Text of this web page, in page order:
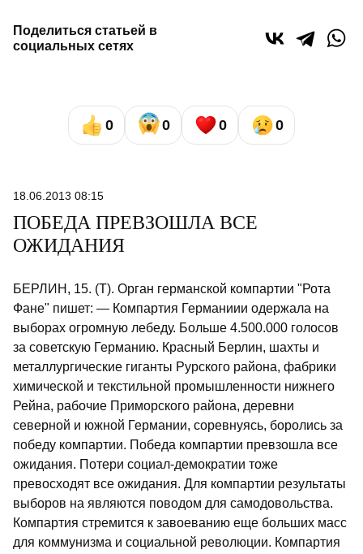
Поделиться статьей в
социальных сетях
0 0 0 0
18.06.2013 08:15
ПОБЕДА ПРЕВЗОШЛА ВСЕ
ОЖИДАНИЯ
БЕРЛИН, 15. (Т). Орган германской компартии "Рота
Фане" пишет: — Ком­партия Германиии одержала на
выбо­рах огромную лебеду. Больше 4.500.000 голосов
за советскую Германию. Красный Берлин, шахты и
металлургиче­ские гиганты Рурского района, фабри­ки
химической и текстильной промыш­ленности нижнего
Рейна, рабочие При­морского района, деревни
северной и южной Германии, соревнуясь, боролись за
победу компартии. Победа компар­тии превзошла все
ожидания. Потери социал-демократии тоже
превосходят все ожидания. Для компартии резуль­таты
выборов на являются поводом для самодовольства.
Компартия стре­мится к завоеванию еще больших масс
для коммунизма и социальной революции. Компартия